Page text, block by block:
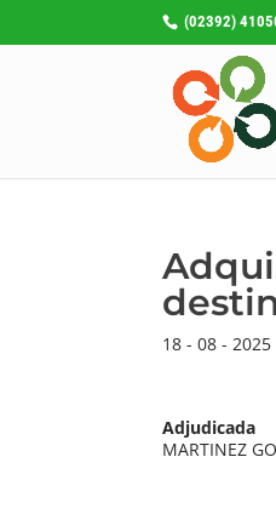
(02392)
18 - 08 - 2025
Adjudicada
MARTINEZ